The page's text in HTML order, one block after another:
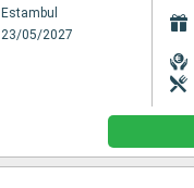
Estambul
23/05/2027